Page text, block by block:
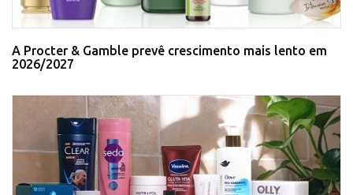
A Procter & Gamble prevê crescimento mais lento em
2026/2027